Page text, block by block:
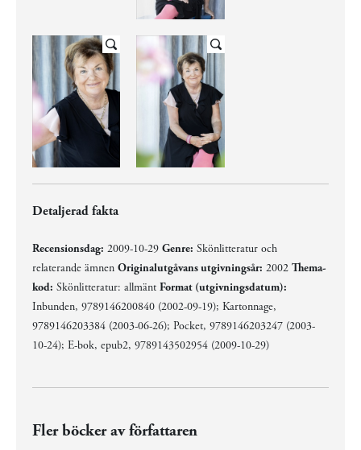
Detaljerad fakta
Recensionsdag: 2009-10-29 Genre: Skönlitteratur och
relaterande ämnen Originalutgåvans utgivningsår: 2002 Thema-
kod: Skönlitteratur: allmänt Format (utgivningsdatum):
Inbunden, 9789146200840 (2002-09-19); Kartonnage,
9789146203384 (2003-06-26); Pocket, 9789146203247 (2003-
10-24); E-bok, epub2, 9789143502954 (2009-10-29)
Fler böcker av författaren